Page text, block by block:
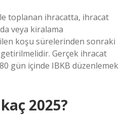
toplanan ihracatta, ihracat
veya kiralama
koşu sürelerinden sonraki
Gerçek ihracat
gün içinde IBKB düzenlemek
2025?